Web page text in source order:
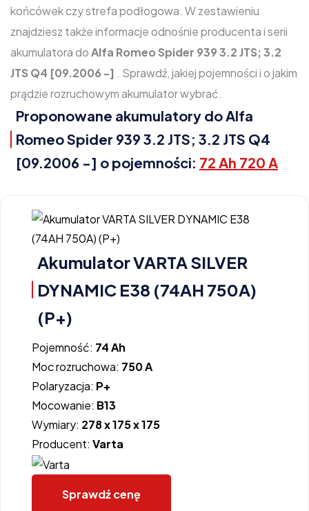
końcówek czy strefa podłogowa. W zestawieniu
znajdziesz także informacje odnośnie producenta i serii
akumulatora doAlfa Romeo Spider 939 3.2 JTS; 3.2
JTS Q4 [09.2006 -] . Sprawdź, jakiej pojemności i o jakim
prądzie rozruchowym akumulator wybrać.
Proponowane akumulatory do Alfa
Romeo Spider 939 3.2 JTS; 3.2 JTS Q4
[09.2006 -] o pojemności: 72 Ah 720 A
Akumulator VARTA SILVER
DYNAMIC E38 (74AH 750A)
(P+)
Pojemność: 74 Ah
Moc rozruchowa: 750 A
Polaryzacja: P+
Mocowanie: B13
Wymiary: 278 x 175 x 175
Producent: Varta
Sprawdź cenę